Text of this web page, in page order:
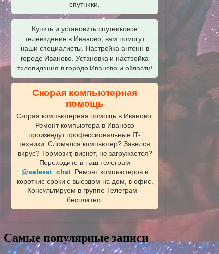
спутники.
Купить и установить спутниковое
телевидение в Иваново, вам помогут
наши специалисты. Настройка антенн в
городе Иваново. Установка и настройка
телевидения в городе Иваново и области!
Скорая компьютерная
помощь
Скорая компьютерная помощь в Иваново.
Ремонт компьютера в Иваново
произведут профессиональные IT-
техники. Сломался компьютер? Завелся
вирус? Тормозит, виснет, не загружается?
Переходите в наш телеграм
@salesat_chat. Ремонт компьютеров в
короткие сроки с выездом на дом, в офис.
Консультируем в группе Телеграм -
бесплатно.
Самые популярные записи